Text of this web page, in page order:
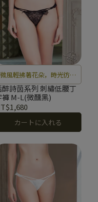
微風輕拂著花朵，時光彷彿
凝固成最美的詩篇，沉醉在
甜蜜與謐靜的氛圍。
醉詩茵系列 刺繡低腰丁
褲 M-L(微醺黑)
カートに入れる